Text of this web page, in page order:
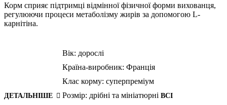
Корм сприяє підтримці відмінної фізичної форми вихованця,
регулюючи процеси метаболізму жирів за допомогою L-
карнітіна.
ДЕТАЛЬНІШЕ
Вік: дорослі
Країна-виробник: Франція
Клас корму: суперпреміум
Розмір: дрібні та мініатюрні ВСІ